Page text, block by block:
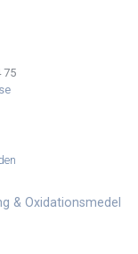
75
& Oxidationsmedel